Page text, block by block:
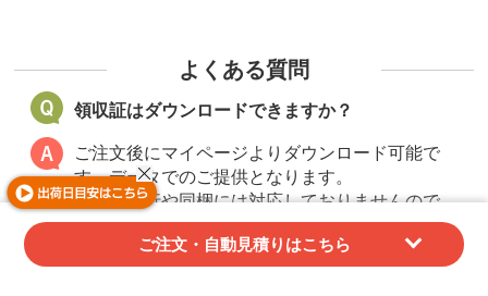
ご注文・自動見積りはこちら
よくある質問
領収証はダウンロードできますか？
ご注文後にマイページよりダウンロード可能で
す。データでのご提供となります。
紙での発行や同梱には対応しておりませんので、
あらかじめご了承ください。
代金引換でご購入の場合、当店では領収証を発行
することができません。